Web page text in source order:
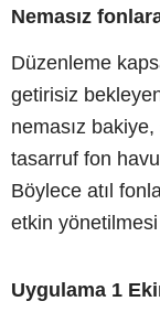
Nemasız
Düzenleme
getirisiz
nemasız
tasarruf fon
Böylece atıl
etkin yönetilmesi
Uygulama 1